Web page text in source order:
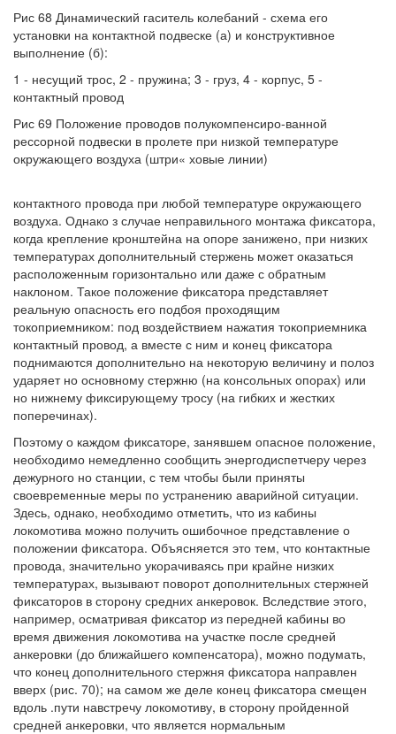
Рис 68 Динамический гаситель колебаний - схема его
установки на контактной подвеске (а) и конструктивное
выполнение (б):
1 - несущий трос, 2 - пружина; 3 - груз, 4 - корпус, 5 -
контактный провод
Рис 69 Положение проводов полукомпенсиро-ванной
рессорной подвески в пролете при низкой температуре
окружающего воздуха (штри« ховые линии)
контактного провода при любой температуре окружающего
воздуха. Однако з случае неправильного монтажа фиксатора,
когда крепление кронштейна на опоре занижено, при низких
температурах дополнительный стержень может оказаться
расположенным горизонтально или даже с обратным
наклоном. Такое положение фиксатора представляет
реальную опасность его подбоя проходящим
токоприемником: под воздействием нажатия токоприемника
контактный провод, а вместе с ним и конец фиксатора
поднимаются дополнительно на некоторую величину и полоз
ударяет но основному стержню (на консольных опорах) или
но нижнему фиксирующему тросу (на гибких и жестких
поперечинах).
Поэтому о каждом фиксаторе, занявшем опасное положение,
необходимо немедленно сообщить энергодиспетчеру через
дежурного но станции, с тем чтобы были приняты
своевременные меры по устранению аварийной ситуации.
Здесь, однако, необходимо отметить, что из кабины
локомотива можно получить ошибочное представление о
положении фиксатора. Объясняется это тем, что контактные
провода, значительно укорачиваясь при крайне низких
температурах, вызывают поворот дополнительных стержней
фиксаторов в сторону средних анкеровок. Вследствие этого,
например, осматривая фиксатор из передней кабины во
время движения локомотива на участке после средней
анкеровки (до ближайшего компенсатора), можно подумать,
что конец дополнительного стержня фиксатора направлен
вверх (рис. 70); на самом же деле конец фиксатора смещен
вдоль .пути навстречу локомотиву, в сторону пройденной
средней анкеровки, что является нормальным